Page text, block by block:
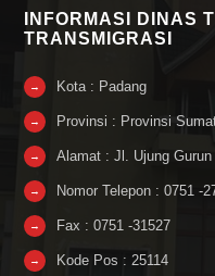
INFORMASI DINAS
TRANSMIGRASI
→ Kota : Padang
→ Provinsi : Provinsi
→ Alamat : Jl. Ujung
→ Nomor Telepon : 0751 -
→ Fax : 0751 -31527
→ Kode Pos : 25114